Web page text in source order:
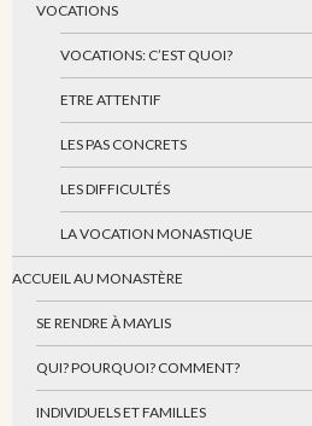
VOCATIONS
VOCATIONS: C’EST QUOI?
ETRE ATTENTIF
LES PAS CONCRETS
LES DIFFICULTÉS
LA VOCATION MONASTIQUE
ACCUEIL AU MONASTÈRE
SE RENDRE À MAYLIS
QUI? POURQUOI? COMMENT?
INDIVIDUELS ET FAMILLES